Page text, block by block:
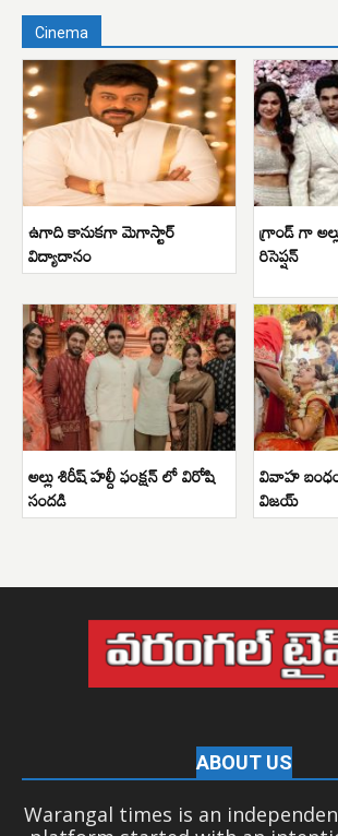
Cinema
ఉగాది కానుకగా మెగాస్టార్
విద్యాదానం
గ్రాండ్ గా
రిసెప్షన్
అల్లు శిరీష్ హల్దీ ఫంక్షన్ లో విరోషి
సందడి
వివాహ
విజయ్
ABOUT US
Warangal times is an